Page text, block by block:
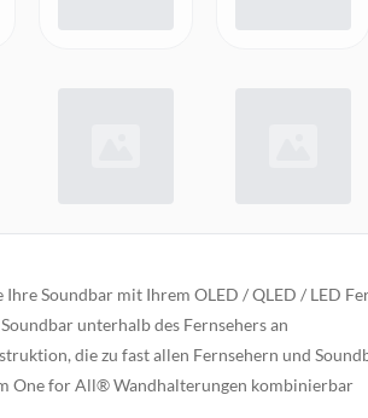
Ihre Soundbar mit Ihrem OLED / QLED / LED
unterhalb des Fernsehers an
die zu fast allen Fernsehern und
One for All® Wandhalterungen kombinierbar